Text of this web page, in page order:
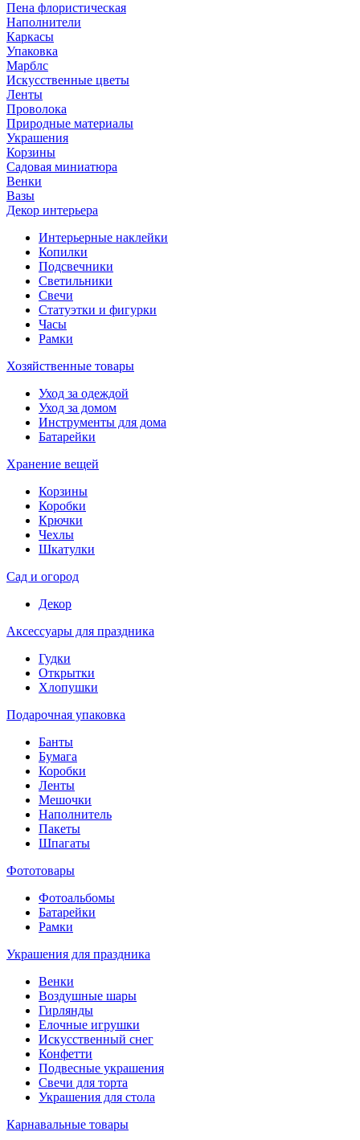
Пена флористическая
Наполнители
Каркасы
Упаковка
Марблс
Искусственные цветы
Ленты
Проволока
Природные материалы
Украшения
Корзины
Садовая миниатюра
Венки
Вазы
Декор интерьера
Интерьерные наклейки
Копилки
Подсвечники
Светильники
Свечи
Статуэтки и фигурки
Часы
Рамки
Хозяйственные товары
Уход за одеждой
Уход за домом
Инструменты для дома
Батарейки
Хранение вещей
Корзины
Коробки
Крючки
Чехлы
Шкатулки
Сад и огород
Декор
Аксессуары для праздника
Гудки
Открытки
Хлопушки
Подарочная упаковка
Банты
Бумага
Коробки
Ленты
Мешочки
Наполнитель
Пакеты
Шпагаты
Фототовары
Фотоальбомы
Батарейки
Рамки
Украшения для праздника
Венки
Воздушные шары
Гирлянды
Елочные игрушки
Искусственный снег
Конфетти
Подвесные украшения
Свечи для торта
Украшения для стола
Карнавальные товары